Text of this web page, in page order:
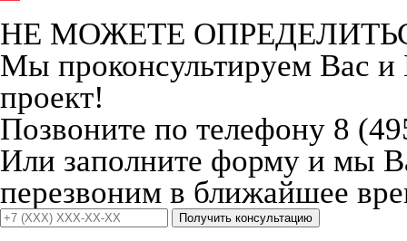
НЕ МОЖЕТЕ
Мы проконсультируем Вас
проект!
Позвоните по телефону 8
Или заполните форму и мы
перезвоним в ближайшее
Получить консультацию